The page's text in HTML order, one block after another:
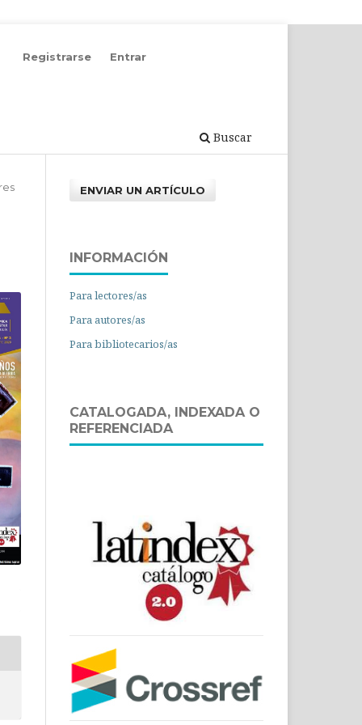
Buscar
Registrarse Entrar
ENVIAR UN ARTÍCULO
INFORMACIÓN
Para lectores/as
Para autores/as
Para bibliotecarios/as
CATALOGADA, INDEXADA O
REFERENCIADA